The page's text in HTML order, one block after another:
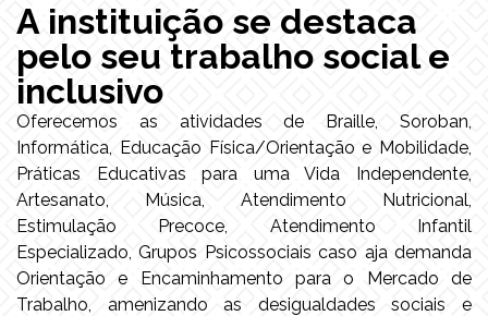
A instituição se destaca
pelo seu trabalho social e
inclusivo
Oferecemos as atividades de Braille, Soroban,
Informática, Educação Física/Orientação e Mobilidade,
Práticas Educativas para uma Vida Independente,
Artesanato, Música, Atendimento Nutricional,
Estimulação Precoce, Atendimento Infantil
Especializado, Grupos Psicossociais caso aja demanda
Orientação e Encaminhamento para o Mercado de
Trabalho, amenizando as desigualdades sociais e